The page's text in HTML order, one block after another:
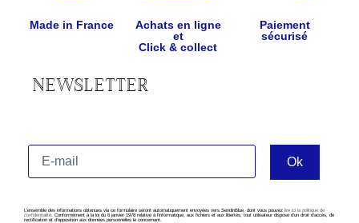
Made in France
Achats en ligne
et
Click & collect
Paiement
sécurisé
NEWSLETTER
L’ensemble des informations obtenues via ce formulaire seront automatiquement envoyées vers SendinBlue, dont vous pouvez lire ici la politique de
confidentialité . Conformément à la loi du 6 janvier 1978 relative à l’informatique, aux fichiers et aux libertés, tout utilisateur dispose d’un droit d’accès, de
rectification et d’opposition aux données personnelles le concernant.